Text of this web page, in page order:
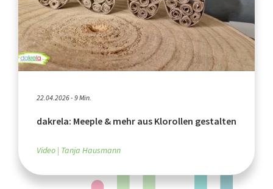
22.04.2026 - 9 Min.
dakrela: Meeple & mehr aus Klorollen gestalten
Video Tanja Hausmann